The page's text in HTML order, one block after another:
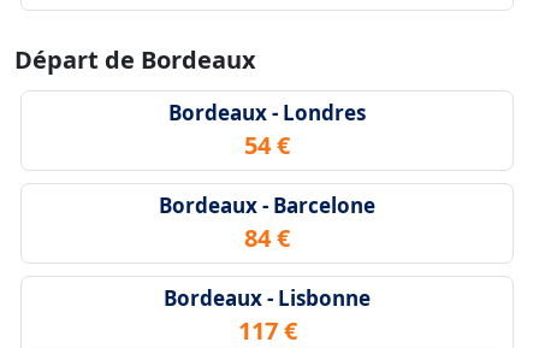
Départ de Bordeaux
Bordeaux - Londres
54 €
Bordeaux - Barcelone
84 €
Bordeaux - Lisbonne
117 €